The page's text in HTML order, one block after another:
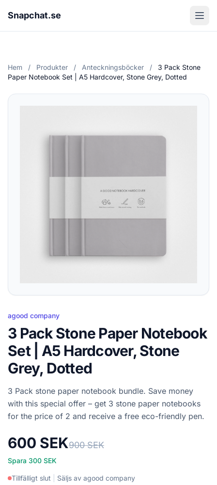
Snapchat.se
Hem / Produkter / Anteckningsböcker /
3 Pack Stone
Paper Notebook Set | A5 Hardcover, Stone Grey, Dotted
agood company
3 Pack Stone Paper Notebook
Set | A5 Hardcover, Stone
Grey, Dotted
3 Pack stone paper notebook bundle. Save money
with this special offer – get 3 stone paper notebooks
for the price of 2 and receive a free eco-friendly pen.
600 SEK900 SEK
Spara 300 SEK
Tillfälligt slut Säljs av agood company